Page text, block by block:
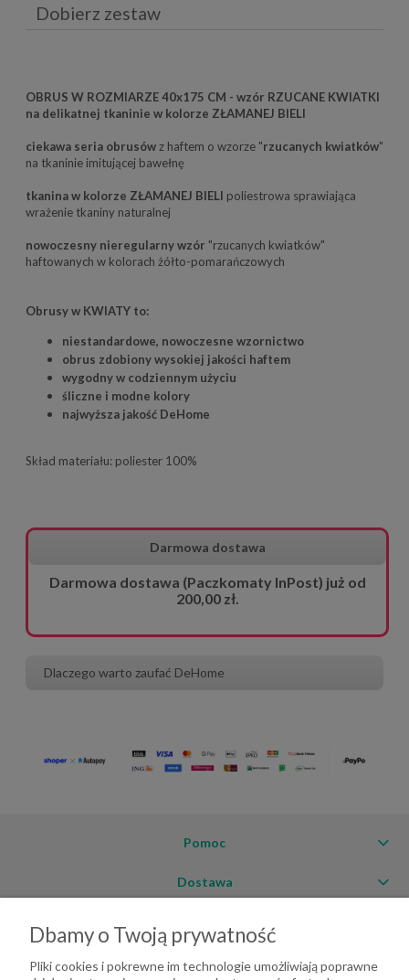
Dobierz zestaw
OBRUS W ROZMIARZE 40x175 CM - wzór RZUCANE KWIATKI
na delikatnej tkaninie w kolorze ZŁAMANEJ BIELI
ciekawa seria obrusówz haftem o wzorze "rzucanych kwiatków"
na tkaninie imitującej bawełnę
tkanina w kolorze ZŁAMANEJ BIELI poliestrowa sprawiająca
wrażenie tkaniny naturalnej
nowoczesny nieregularny wzór "rzucanych kwiatków"
haftowanych w kolorach żółto-pomarańczowych
Obrusy w KWIATY to:
niestandardowe, nowoczesne wzornictwo
obrus zdobiony wysokiej jakości haftem
wygodny w codziennym użyciu
śliczne i modne kolory
najwyższa jakość DeHome
Skład materiału: poliester 100%
Darmowa dostawa
Darmowa dostawa (Paczkomaty InPost) już od
200,00 zł.
Dlaczego warto zaufać DeHome
Pomoc
Dostawa
O firmie
Dbamy o Twoją prywatność
Pliki cookies i pokrewne im technologie umożliwiają poprawne